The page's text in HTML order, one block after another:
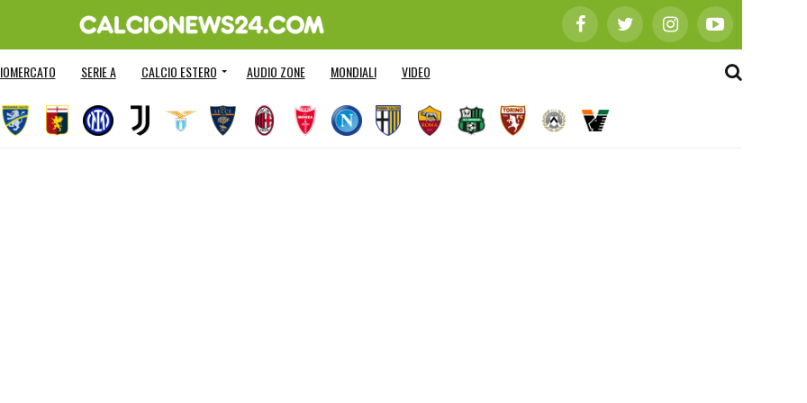
SERIE A CALCIO ESTERO AUDIO ZONE MONDIALI VIDEO